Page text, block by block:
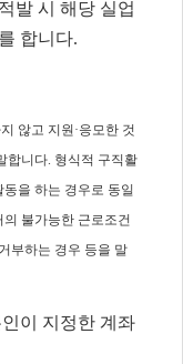
발 시 해당 실업
합니다.
않고 지원·응모한 것
합니다. 형식적 구직활
을 하는 경우로 동일
의 불가능한 근로조건
부하는 경우 등을 말
이 지정한 계좌